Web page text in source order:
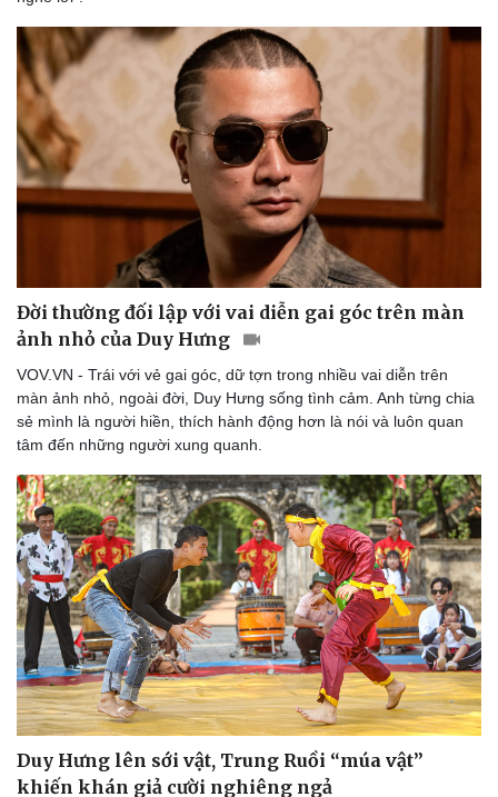
Doanh nghiệp
Thông tin doanh nghiệp
Doanh nghiệp 24h
Doanh nhân
Vì cộng đồng
Công nghệ
Sành điệu
Tin Công nghệ
Trải nghiệm
Chuyển đổi số
Đời thường đối lập với vai diễn gai góc trên màn
ảnh nhỏ của Duy Hưng
VOV.VN - Trái với vẻ gai góc, dữ tợn trong nhiều vai diễn trên
màn ảnh nhỏ, ngoài đời, Duy Hưng sống tình cảm. Anh từng chia
sẻ mình là người hiền, thích hành động hơn là nói và luôn quan
tâm đến những người xung quanh.
Duy Hưng lên sới vật, Trung Ruồi “múa vật”
khiến khán giả cười nghiêng ngả